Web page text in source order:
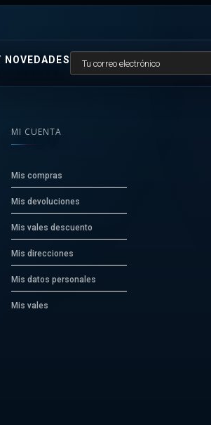
NOVEDADES
MI CUENTA
Mis compras
Mis devoluciones
Mis vales descuento
Mis direcciones
Mis datos personales
Mis vales